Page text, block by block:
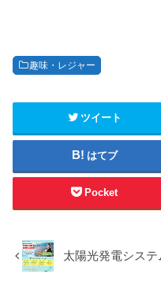
趣味・レジャー
ツイート
はてブ
Pocket
太陽光発電シス